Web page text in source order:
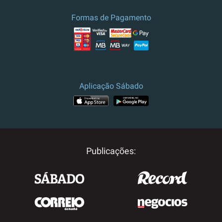
Formas de Pagamento
Aplicação Sábado
Publicações: